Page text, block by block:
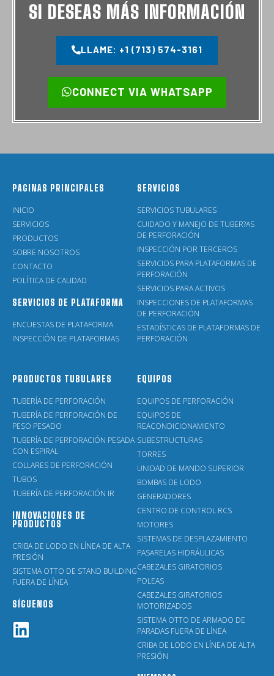
SI DESEAS MÁS INFORMACIÓN
LLAME: +1 (713) 574-3161
CONNECT VIA WHATSAPP
PAGINAS PRINCIPALES
INICIO
SERVICIOS
PRODUCTOS
SOBRE NOSOTROS
CONTACTO
POLÍTICA DE CALIDAD
SERVICIOS DE PLATAFORMA
ENCUESTAS DE PLATAFORMA
INSPECCIÓN DE PLATAFORMAS
SERVICIOS
SERVICIOS TUBULARES
CUIDADO Y MANEJO DE TUBER?AS
DE PERFORACIÓN
INSPECCIÓN POR TERCEROS
SERVICIOS PARA PLATAFORMAS DE
PERFORACIÓN
SERVICIOS PARA ACTIVOS
INSPECCIONES DE PLATAFORMAS
DE PERFORACIÓN
ESTADÍSTICAS DE PLATAFORMAS DE
PERFORACIÓN
PRODUCTOS TUBULARES
TUBERÍA DE PERFORACIÓN
TUBERÍA DE PERFORACIÓN DE
PESO PESADO
TUBERÍA DE PERFORACIÓN PESADA
CON ESPIRAL
COLLARES DE PERFORACIÓN
TUBOS
TUBERÍA DE PERFORACIÓN IR
INNOVACIONES DE
PRODUCTOS
CRIBA DE LODO EN LÍNEA DE ALTA
PRESIÓN
SISTEMA OTTO DE STAND BUILDING
FUERA DE LÍNEA
SÍGUENOS
EQUIPOS
EQUIPOS DE PERFORACIÓN
EQUIPOS DE
REACONDICIONAMIENTO
SUBESTRUCTURAS
TORRES
UNIDAD DE MANDO SUPERIOR
BOMBAS DE LODO
GENERADORES
CENTRO DE CONTROL RCS
MOTORES
SISTEMAS DE DESPLAZAMIENTO
PASARELAS HIDRÁULICAS
CABEZALES GIRATORIOS
POLEAS
CABEZALES GIRATORIOS
MOTORIZADOS
SISTEMA OTTO DE ARMADO DE
PARADAS FUERA DE LÍNEA
CRIBA DE LODO EN LÍNEA DE ALTA
PRESIÓN